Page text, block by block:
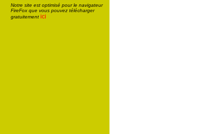
Notre site est optimisé pour le navigateur
FireFox que vous pouvez télécharger
gratuitement ici